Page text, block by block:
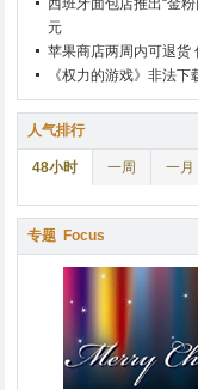
西班牙面包店推出“金
元
苹果商店两周内可退货
《权力的游戏》非法下
人气排行
48小时 一周 一月
专题 Focus